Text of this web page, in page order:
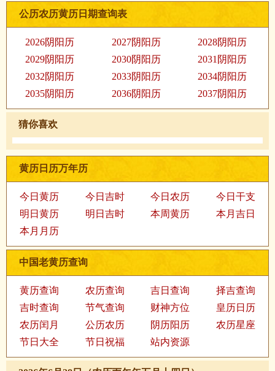
公历农历黄历日期查询表
2026阴阳历 2027阴阳历
2028阴阳历
2029阴阳历
2030阴阳历
2031阴阳历
2032阴阳历
2033阴阳历
2034阴阳历
2035阴阳历
2036阴阳历 2037阴阳历
猜你喜欢
黄历日历万年历
今日黄历 今日吉时 今日农历
今日干支
明日黄历
明日吉时 本周黄历
本月吉日
本月月历
中国老黄历查询
黄历查询 农历查询 吉日查询
择吉查询
吉时查询
节气查询 财神方位
皇历日历
农历闰月
公历农历 阴历阳历
农历星座
节日大全
节日祝福 站内资源